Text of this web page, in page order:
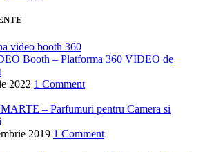
Booth – Platforma 360 VIDEO de
2022 1 Comment
– Parfumuri pentru Camera si
2019 1 Comment